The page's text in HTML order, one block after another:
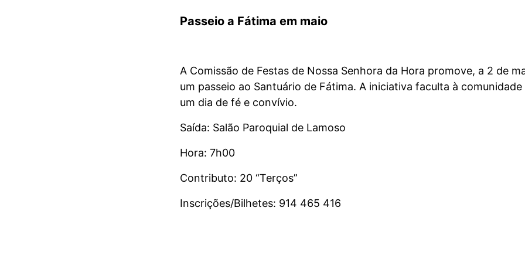
Passeio a Fátima em maio
A Comissão de Festas de Nossa Senhora da Hora promove, a 2 de
um passeio ao Santuário de Fátima. A iniciativa faculta à
um dia de fé e convívio.
Saída: Salão Paroquial de Lamoso
Hora: 7h00
Contributo: 20 “Terços”
Inscrições/Bilhetes: 914 465 416